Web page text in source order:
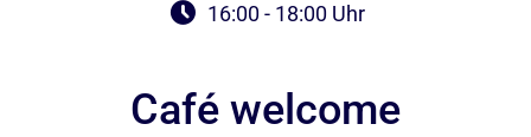
16:00 - 18:00 Uhr
Café welcome